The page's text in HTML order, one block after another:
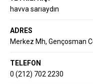
havva sarıaydın
ADRES
Merkez Mh, Gençosman
TELEFON
0 (212) 702 2230